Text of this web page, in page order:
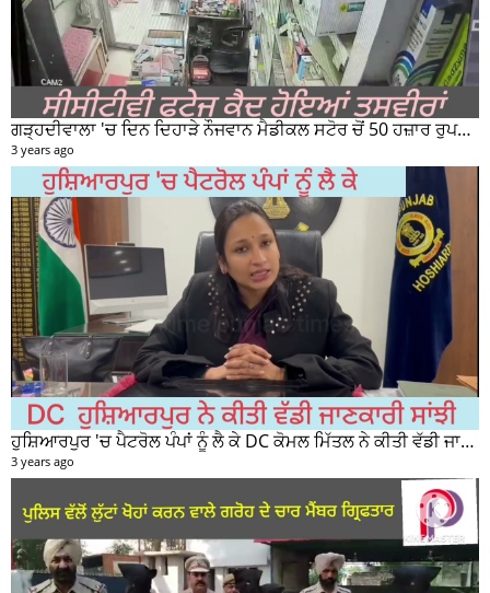
ਗੜ੍ਹਦੀਵਾਲਾ 'ਚ ਦਿਨ ਦਿਹਾੜੇ ਨੌਜਵਾਨ ਮੈਡੀਕਲ ਸਟੋਰ ਚੋਂ 50 ਹਜ਼ਾਰ ਰੁਪਏ ਦੀ ਨਕਦੀ ਚੋਰੀ ਕਰਕੇ ਹੋਇਆ ਰਫੂਚੱਕਰ
3 years ago
ਹੁਸ਼ਿਆਰਪੁਰ 'ਚ ਪੈਟਰੋਲ ਪੰਪਾਂ ਨੂੰ ਲੈ ਕੇ DC ਕੋਮਲ ਮਿੱਤਲ ਨੇ ਕੀਤੀ ਵੱਡੀ ਜਾਣਕਾਰੀ ਸਾਂਝੀ
3 years ago